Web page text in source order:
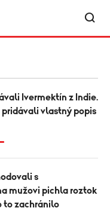
pridávali vlastný popis
mužovi pichla roztok
to zachránilo